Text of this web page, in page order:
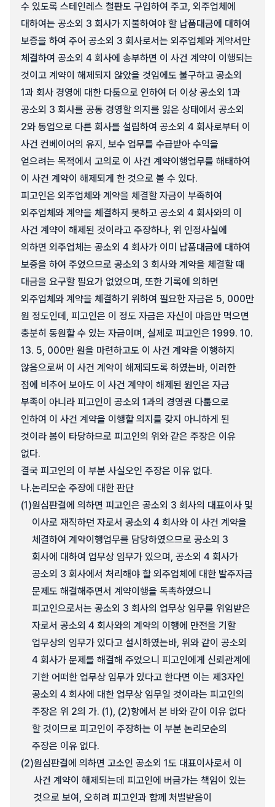
수 있도록 스테인레스 철판도 구입하여 주고, 외주업체에
대하여는 공소외 3 회사가 지불하여야 할 납품대금에 대하여
보증을 하여 주어 공소외 3 회사로서는 외주업체와 계약서만
체결하여 공소외 4 회사에 송부하면 이 사건 계약이 이행되는
것이고 계약이 해제되지 않았을 것임에도 불구하고 공소외
1과 회사 경영에 대한 다툼으로 인하여 더 이상 공소외 1과
공소외 3 회사를 공동 경영할 의지를 잃은 상태에서 공소외
2와 동업으로 다른 회사를 설립하여 공소외 4 회사로부터 이
사건 컨베이어의 유지, 보수 업무를 수급받아 수익을
얻으려는 목적에서 고의로 이 사건 계약이행업무를 해태하여
이 사건 계약이 해제되게 한 것으로 볼 수 있다.
피고인은 외주업체와 계약을 체결할 자금이 부족하여
외주업체와 계약을 체결하지 못하고 공소외 4 회사와의 이
사건 계약이 해제된 것이라고 주장하나, 위 인정사실에
의하면 외주업체는 공소외 4 회사가 이미 납품대금에 대하여
보증을 하여 주었으므로 공소외 3 회사와 계약을 체결할 때
대금을 요구할 필요가 없었으며, 또한 기록에 의하면
외주업체와 계약을 체결하기 위하여 필요한 자금은 5, 000만
원 정도인데, 피고인은 이 정도 자금은 자신이 마음만 먹으면
충분히 동원할 수 있는 자금이며, 실제로 피고인은 1999. 10.
13. 5, 000만 원을 마련하고도 이 사건 계약을 이행하지
않음으로써 이 사건 계약이 해제되도록 하였는바, 이러한
점에 비추어 보아도 이 사건 계약이 해제된 원인은 자금
부족이 아니라 피고인이 공소외 1과의 경영권 다툼으로
인하여 이 사건 계약을 이행할 의지를 갖지 아니하게 된
것이라 봄이 타당하므로 피고인의 위와 같은 주장은 이유
없다.
결국 피고인의 이 부분 사실오인 주장은 이유 없다.
나.논리모순 주장에 대한 판단
(1)원심판결에 의하면 피고인은 공소외 3 회사의 대표이사 및
이사로 재직하던 자로서 공소외 4 회사와 이 사건 계약을
체결하여 계약이행업무를 담당하였으므로 공소외 3
회사에 대하여 업무상 임무가 있으며, 공소외 4 회사가
공소외 3 회사에서 처리해야 할 외주업체에 대한 발주자금
문제도 해결해주면서 계약이행을 독촉하였으니
피고인으로서는 공소외 3 회사의 업무상 임무를 위임받은
자로서 공소외 4 회사와의 계약의 이행에 만전을 기할
업무상의 임무가 있다고 설시하였는바, 위와 같이 공소외
4 회사가 문제를 해결해 주었으니 피고인에게 신뢰관계에
기한 어떠한 업무상 임무가 있다고 한다면 이는 제3자인
공소외 4 회사에 대한 업무상 임무일 것이라는 피고인의
주장은 위 2의 가. (1), (2)항에서 본 바와 같이 이유 없다
할 것이므로 피고인이 주장하는 이 부분 논리모순의
주장은 이유 없다.
(2)원심판결에 의하면 고소인 공소외 1도 대표이사로서 이
사건 계약이 해제되는데 피고인에 버금가는 책임이 있는
것으로 보여, 오히려 피고인과 함께 처벌받음이